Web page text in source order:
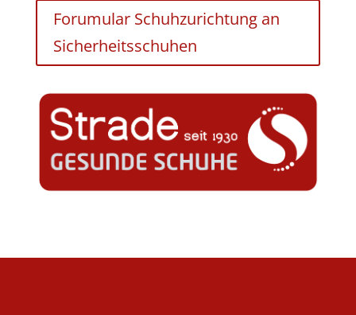
Forumular Schuhzurichtung an
Sicherheitsschuhen